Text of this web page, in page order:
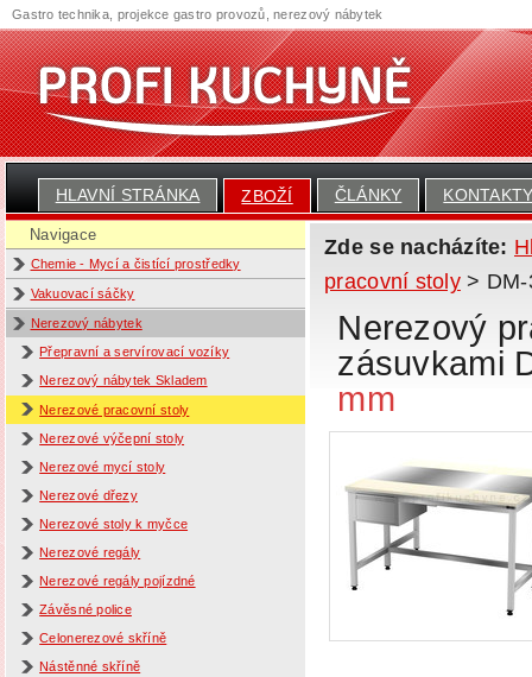
HLAVNÍ STRÁNKA ZBOŽÍ ČLÁNKY
Navigace
Chemie - Mycí a čistící prostředky
Vakuovací sáčky
Nerezový nábytek
Přepravní a servírovací vozíky
Nerezový nábytek Skladem
Nerezové pracovní stoly
Nerezové výčepní stoly
Nerezové mycí stoly
Nerezové dřezy
Nerezové stoly k myčce
Nerezové regály
Nerezové regály pojízdné
Závěsné police
Celonerezové skříně
Nástěnné skříně
Zde se nacházíte:
pracovní stoly> DM-
Nerezový
zásuvkami
mm
Gastro technika, projekce gastro provozů, nerezový nábytek